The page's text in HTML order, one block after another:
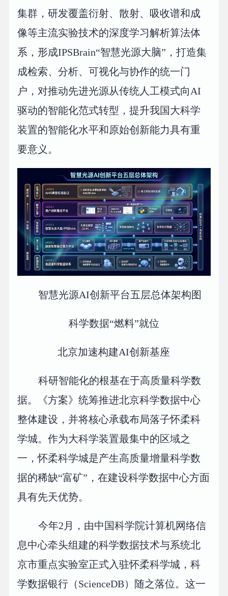
集群，研发覆盖衍射、散射、吸收谱和成
像等主流实验技术的深度学习解析算法体
系，形成IPSBrain“智慧光源大脑”，打造集
成检索、分析、可视化与协作的统一门
户，对推动先进光源从传统人工模式向AI
驱动的智能化范式转型，提升我国大科学
装置的智能化水平和原始创新能力具有重
要意义。
智慧光源AI创新平台五层总体架构图
科学数据“燃料”就位
北京加速构建AI创新基座
科研智能化的根基在于高质量科学数
据。《方案》统筹推进北京科学数据中心
整体建设，并将核心承载布局落子怀柔科
学城。作为大科学装置最集中的区域之
一，怀柔科学城是产生高质量增量科学数
据的稀缺“富矿”，在建设科学数据中心方面
具有先天优势。
今年2月，由中国科学院计算机网络信
息中心牵头组建的科学数据技术与系统北
京市重点实验室正式入驻怀柔科学城，科
学数据银行（ScienceDB）随之落位。这一